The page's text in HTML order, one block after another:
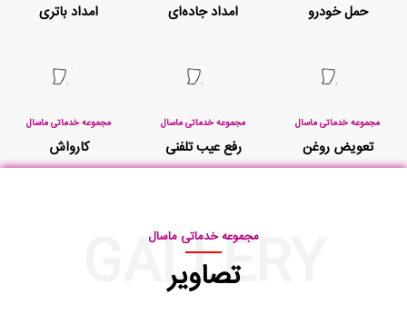
حمل خودرو امداد جاده‌ای امداد باتری
مجموعه خدماتی ماسال
تعویض روغن
مجموعه خدماتی ماسال
رفع عیب تلفنی
مجموعه خدماتی ماسال
کارواش
GALLERY
مجموعه خدماتی ماسال
تصاویر